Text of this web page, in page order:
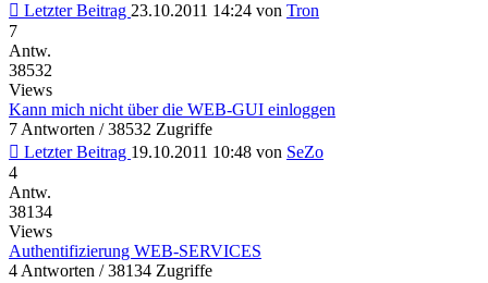
Letzter Beitrag 23.10.2011 14:24 von Tron
7
Antw.
38532
Views
Kann mich nicht über die WEB-GUI einloggen
7 Antworten / 38532 Zugriffe
Letzter Beitrag 19.10.2011 10:48 von SeZo
4
Antw.
38134
Views
Authentifizierung WEB-SERVICES
4 Antworten / 38134 Zugriffe